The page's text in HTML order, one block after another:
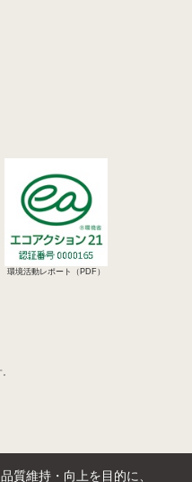
環境活動レポート（PDF）
質維持・向上を目的に、